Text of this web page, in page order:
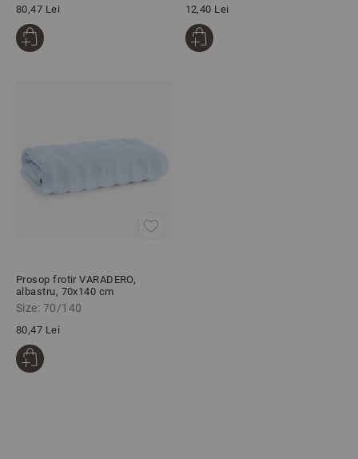
80,47 Lei 12,40 Lei
Prosop frotir VARADERO,
albastru, 70х140 cm
Size: 70/140
80,47 Lei